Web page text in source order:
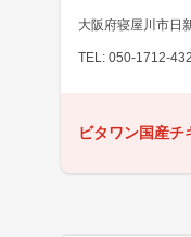
大阪府寝屋川市日
TEL: 050-1712-
ビタワン国産